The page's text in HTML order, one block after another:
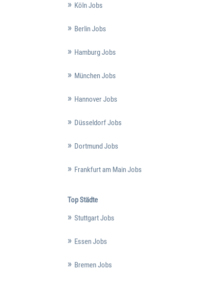
Köln Jobs
Berlin Jobs
Hamburg Jobs
München Jobs
Hannover Jobs
Düsseldorf Jobs
Dortmund Jobs
Frankfurt am Main Jobs
Top Städte
Stuttgart Jobs
Essen Jobs
Bremen Jobs